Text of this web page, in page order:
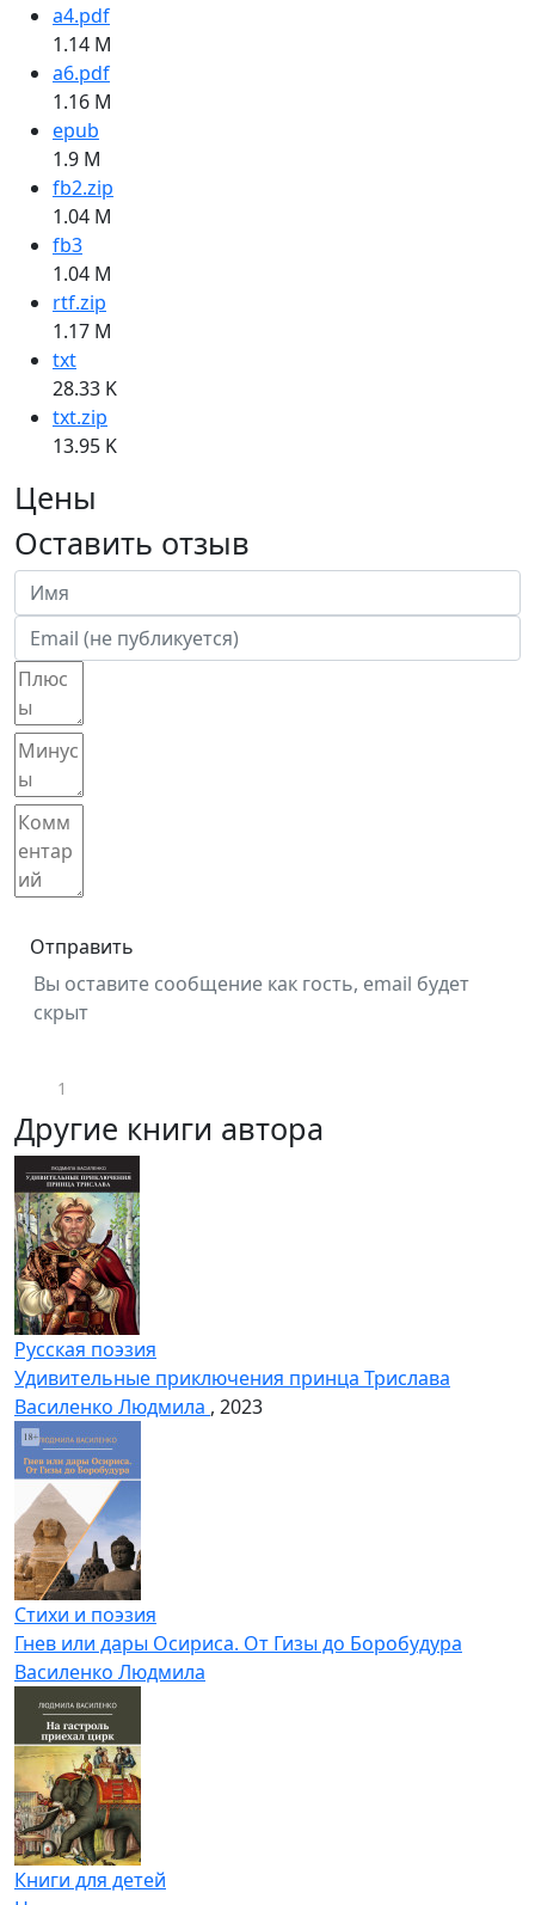
a4.pdf
1.14 M
a6.pdf
1.16 M
epub
1.9 M
fb2.zip
1.04 M
fb3
1.04 M
rtf.zip
1.17 M
txt
28.33 K
txt.zip
13.95 K
Цены
Оставить отзыв
Отправить
Вы оставите сообщение как гость, email будет
скрыт
1
Другие книги автора
Русская поэзия
Удивительные приключения принца Трислава
Василенко Людмила , 2023
Стихи и поэзия
Гнев или дары Осириса. От Гизы до Боробудура
Василенко Людмила
Книги для детей